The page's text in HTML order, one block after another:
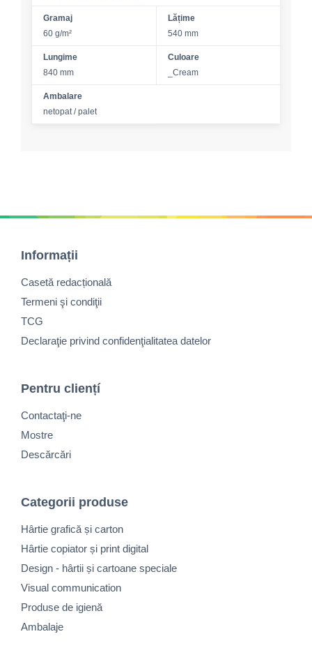
Gramaj
60 g/m²
Lățime
540 mm
Lungime
840 mm
Culoare
_Cream
Ambalare
netopat / palet
Informații
Casetă redacțională
Termeni şi condiţii
TCG
Declaraţie privind confidenţialitatea datelor
Pentru cliențí
Contactaţi-ne
Mostre
Descărcări
Categorii produse
Hârtie grafică și carton
Hârtie copiator și print digital
Design - hârtii și cartoane speciale
Visual communication
Produse de igienă
Ambalaje